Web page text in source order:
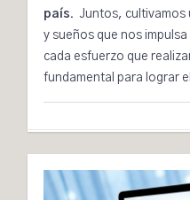
país. Juntos, cultivamos
y sueños que nos
cada esfuerzo que
fundamental para lograr